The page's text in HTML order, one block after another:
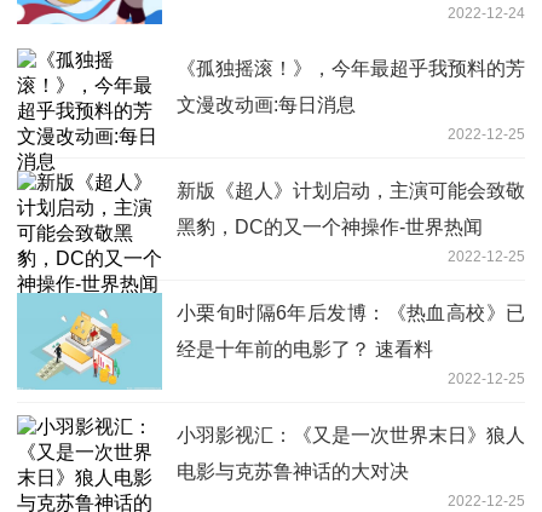
2022-12-24
《孤独摇滚！》，今年最超乎我预料的芳
文漫改动画:每日消息
2022-12-25
新版《超人》计划启动，主演可能会致敬
黑豹，DC的又一个神操作-世界热闻
2022-12-25
小栗旬时隔6年后发博：《热血高校》已
经是十年前的电影了？ 速看料
2022-12-25
小羽影视汇：《又是一次世界末日》狼人
电影与克苏鲁神话的大对决
2022-12-25